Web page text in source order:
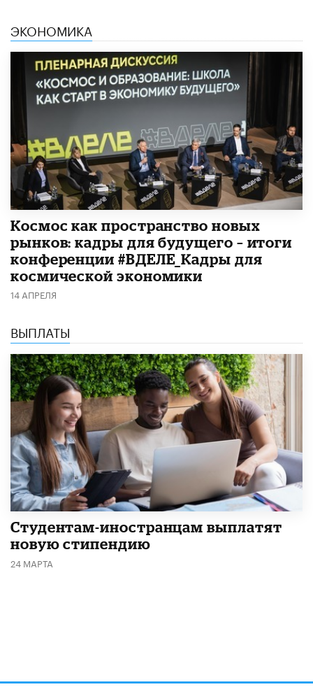
ЭКОНОМИКА
Космос как пространство новых
рынков: кадры для будущего – итоги
конференции #ВДЕЛЕ_Кадры для
космической экономики
14 АПРЕЛЯ
ВЫПЛАТЫ
Студентам-иностранцам выплатят
новую стипендию
24 МАРТА